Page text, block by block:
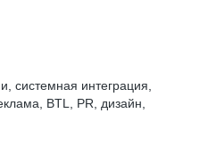
системная интеграция,
BTL, PR, дизайн,